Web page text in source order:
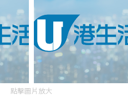
點擊圖片放大